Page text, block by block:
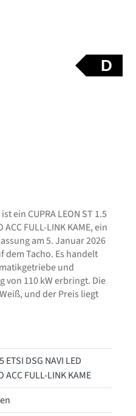
D
ein CUPRA LEON ST 1.5
ACC FULL-LINK KAME, ein
am 5. Januar 2026
dem Tacho. Es handelt
und
von 110 kW erbringt. Die
und der Preis liegt
ETSI DSG NAVI LED
ACC FULL-LINK KAME